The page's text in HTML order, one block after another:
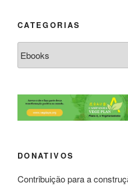
CATEGORIAS
DONATIVOS
Contribuição para a